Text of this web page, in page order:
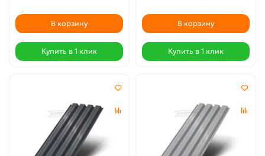
В корзину
Купить в 1 клик
В корзину
Купить в 1 клик